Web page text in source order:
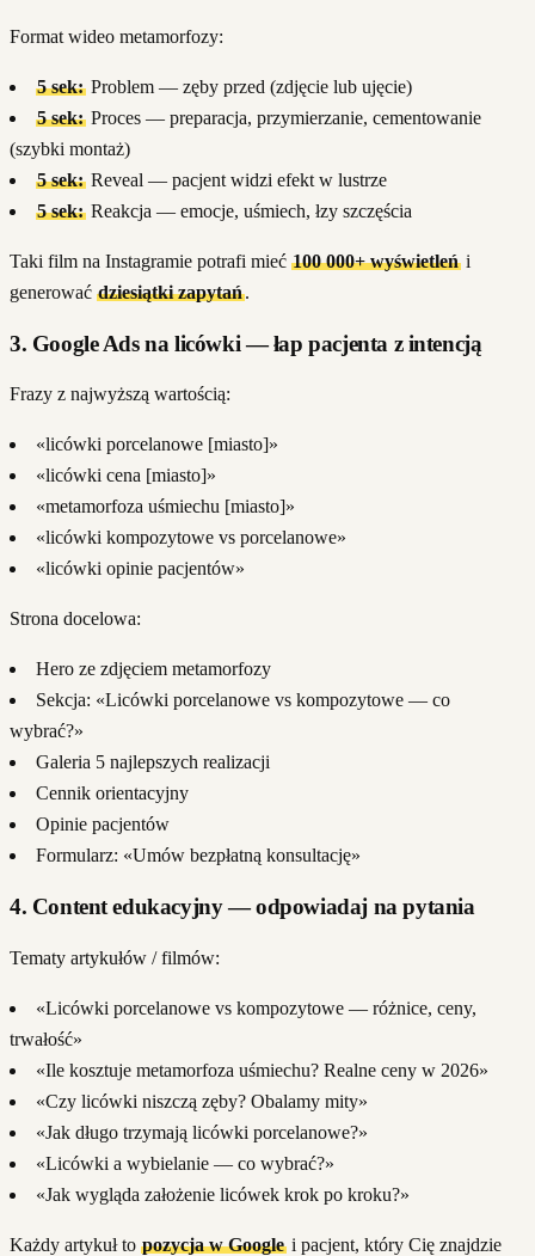
Format wideo metamorfozy:
5 sek:Problem — zęby przed (zdjęcie lub ujęcie)
5 sek:Proces — preparacja, przymierzanie, cementowanie
(szybki montaż)
5 sek:Reveal — pacjent widzi efekt w lustrze
5 sek:Reakcja — emocje, uśmiech, łzy szczęścia
Taki film na Instagramie potrafi mieć 100 000+ wyświetleńi
generować dziesiątki zapytań.
3. Google Ads na licówki — łap pacjenta z intencją
Frazy z najwyższą wartością:
«licówki porcelanowe [miasto]»
«licówki cena [miasto]»
«metamorfoza uśmiechu [miasto]»
«licówki kompozytowe vs porcelanowe»
«licówki opinie pacjentów»
Strona docelowa:
Hero ze zdjęciem metamorfozy
Sekcja: «Licówki porcelanowe vs kompozytowe — co
wybrać?»
Galeria 5 najlepszych realizacji
Cennik orientacyjny
Opinie pacjentów
Formularz: «Umów bezpłatną konsultację»
4. Content edukacyjny — odpowiadaj na pytania
Tematy artykułów / filmów:
«Licówki porcelanowe vs kompozytowe — różnice, ceny,
trwałość»
«Ile kosztuje metamorfoza uśmiechu? Realne ceny w 2026»
«Czy licówki niszczą zęby? Obalamy mity»
«Jak długo trzymają licówki porcelanowe?»
«Licówki a wybielanie — co wybrać?»
«Jak wygląda założenie licówek krok po kroku?»
Każdy artykuł to pozycja w Googlei pacjent, który Cię znajdzie